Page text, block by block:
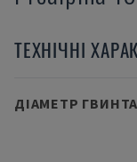
ТЕХНІЧНІ
ДІАМЕТР ГВИНТА